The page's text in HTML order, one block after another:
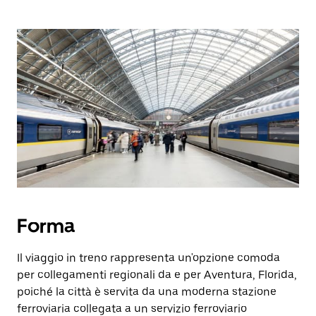
Forma
Il viaggio in treno rappresenta un'opzione comoda
per collegamenti regionali da e per Aventura, Florida,
poiché la città è servita da una moderna stazione
ferroviaria collegata a un servizio ferroviario